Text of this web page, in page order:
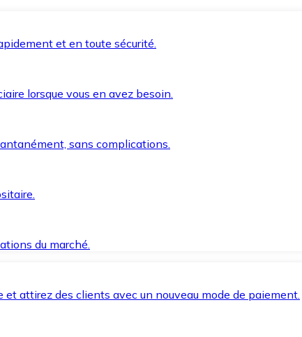
et en toute sécurité.
lorsque vous en avez besoin.
sans complications.
du marché.
attirez des clients avec un nouveau mode de paiement.